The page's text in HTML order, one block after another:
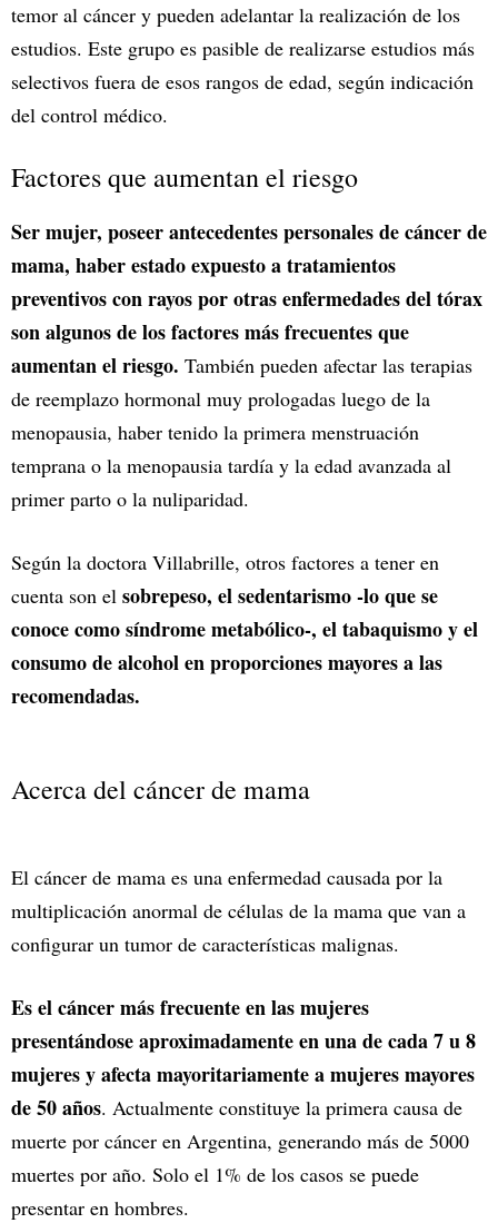
temor al cáncer y pueden adelantar la realización de los
estudios. Este grupo es pasible de realizarse estudios más
selectivos fuera de esos rangos de edad, según indicación
del control médico.
Factores que aumentan el riesgo
Ser mujer, poseer antecedentes personales de cáncer de
mama, haber estado expuesto a tratamientos
preventivos con rayos por otras enfermedades del tórax
son algunos de los factores más frecuentes que
aumentan el riesgo. También pueden afectar las terapias
de reemplazo hormonal muy prologadas luego de la
menopausia, haber tenido la primera menstruación
temprana o la menopausia tardía y la edad avanzada al
primer parto o la nuliparidad.
Según la doctora Villabrille, otros factores a tener en
cuenta son el sobrepeso, el sedentarismo -lo que se
conoce como síndrome metabólico-, el tabaquismo y el
consumo de alcohol en proporciones mayores a las
recomendadas.
Acerca del cáncer de mama
El cáncer de mama es una enfermedad causada por la
multiplicación anormal de células de la mama que van a
configurar un tumor de características malignas.
Es el cáncer más frecuente en las mujeres
presentándose aproximadamente en una de cada 7 u 8
mujeres y afecta mayoritariamente a mujeres mayores
de 50 años. Actualmente constituye la primera causa de
muerte por cáncer en Argentina, generando más de 5000
muertes por año. Solo el 1% de los casos se puede
presentar en hombres.